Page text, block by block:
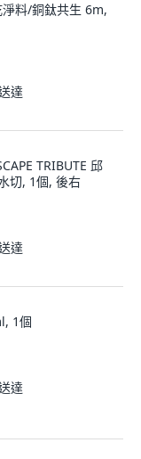
料/銅鈦共生 6m,
達
TRIBUTE 邱
切, 1個, 後右
達
1個
達